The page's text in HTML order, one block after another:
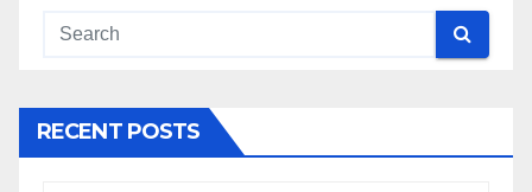
RECENT POSTS